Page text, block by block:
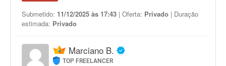
Submetido: 11/12/2025 às 17:43 | Oferta: Privado | Duração
estimada: Privado
Marciano B.
TOP FREELANCER